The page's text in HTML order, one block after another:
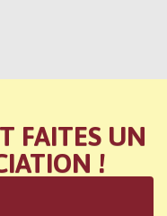
FAITES UN
!